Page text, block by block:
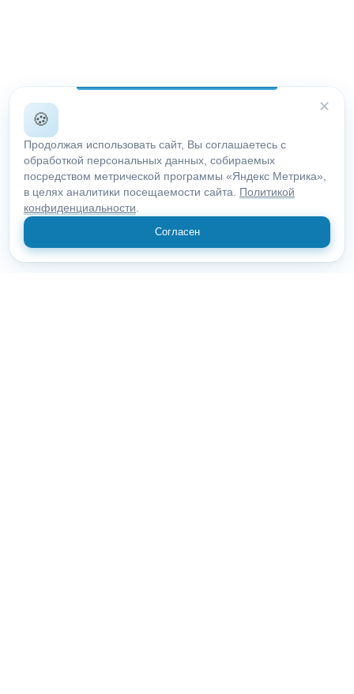
✕
🍪
Продолжая использовать сайт, Вы соглашаетесь с
обработкой персональных данных, собираемых
посредством метрической программы «Яндекс Метрика»,
в целях аналитики посещаемости сайта. Политикой
конфиденциальности.
Согласен